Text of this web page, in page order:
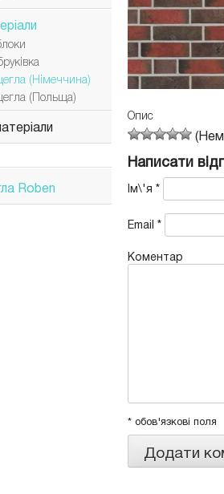
(Німеччина)
(Польща)
Roben
Опис
Написати
Ім\'я *
Email *
Коментар
* обов'язкові поля